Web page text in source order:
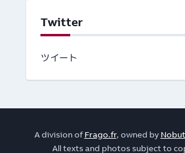
Twitter
ツイート
A division ofFrago.fr, owned by
All texts and photos subject to